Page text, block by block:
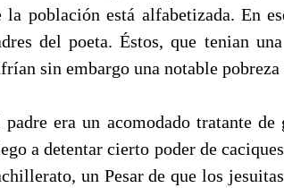
la población está alfabetizada. En
del poeta. Éstos, que tenian
sin embargo una notable
padre era un acomodado tratante
a detentar cierto poder de
un Pesar de que los